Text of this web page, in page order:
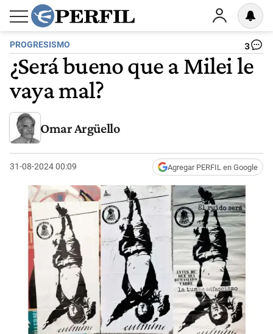
PROGRESISMO 3
¿Será bueno que a Milei le
vaya mal?
Omar Argüello
31-08-2024 00:09 Agregar PERFIL en Google